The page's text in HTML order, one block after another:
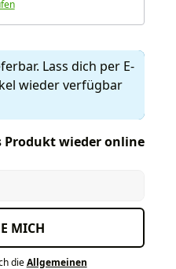
Lass dich per E-
wieder verfügbar
Produkt wieder online
MICH
dieAllgemeinen